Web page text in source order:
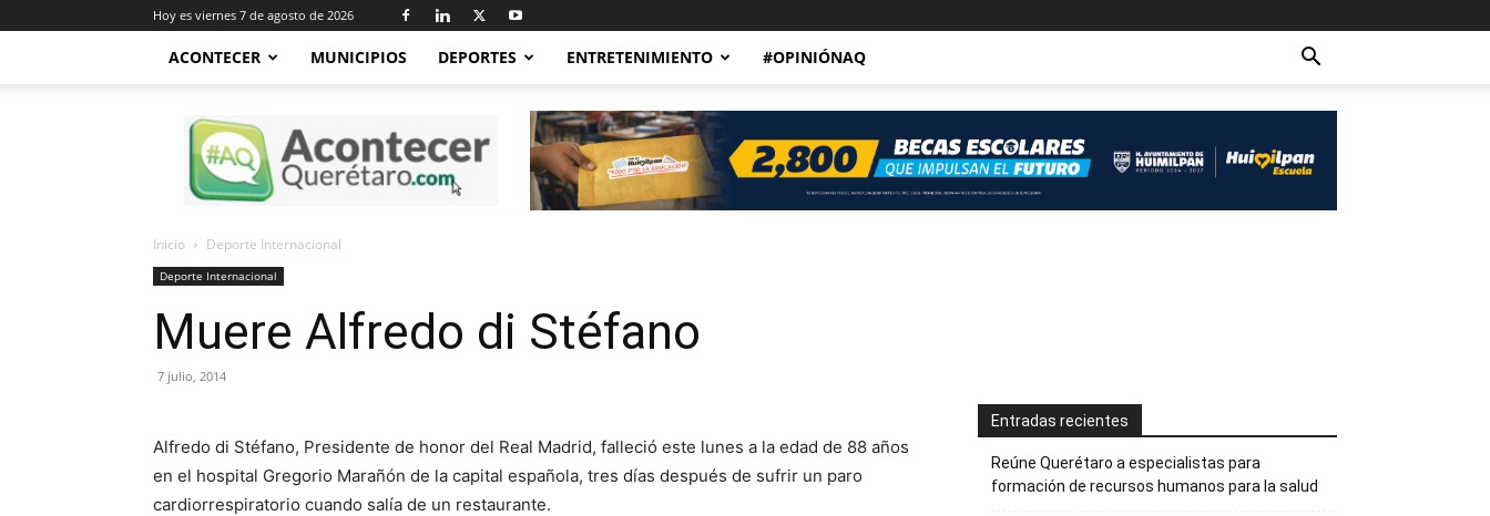
Hoy es viernes 7 de agosto de 2026
ACONTECER MUNICIPIOS DEPORTES ENTRETENIMIENTO #OPINIÓNAQ
Acontecer
Querétaro
Inicio Deporte Internacional
Deporte Internacional
Muere Alfredo di Stéfano
7 julio, 2014
Alfredo di Stéfano, Presidente de honor del Real Madrid, falleció este lunes a la edad de 88 años
en el hospital Gregorio Marañón de la capital española, tres días después de sufrir un paro
cardiorrespiratorio cuando salía de un restaurante.
Entradas recientes
Reúne Querétaro a especialistas para
formación de recursos humanos para la salud